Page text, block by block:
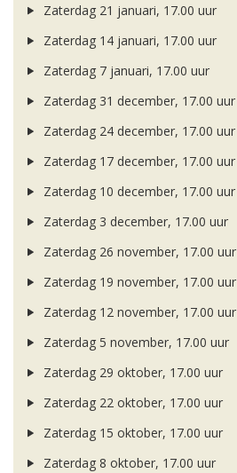
Zaterdag 21 januari, 17.00 uur
Zaterdag 14 januari, 17.00 uur
Zaterdag 7 januari, 17.00 uur
Zaterdag 31 december, 17.00 uur
Zaterdag 24 december, 17.00 uur
Zaterdag 17 december, 17.00 uur
Zaterdag 10 december, 17.00 uur
Zaterdag 3 december, 17.00 uur
Zaterdag 26 november, 17.00 uur
Zaterdag 19 november, 17.00 uur
Zaterdag 12 november, 17.00 uur
Zaterdag 5 november, 17.00 uur
Zaterdag 29 oktober, 17.00 uur
Zaterdag 22 oktober, 17.00 uur
Zaterdag 15 oktober, 17.00 uur
Zaterdag 8 oktober, 17.00 uur